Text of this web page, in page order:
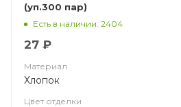
(уп.300 пар)
Есть в наличии: 2404
27 ₽
Материал
Хлопок
Цвет отделки